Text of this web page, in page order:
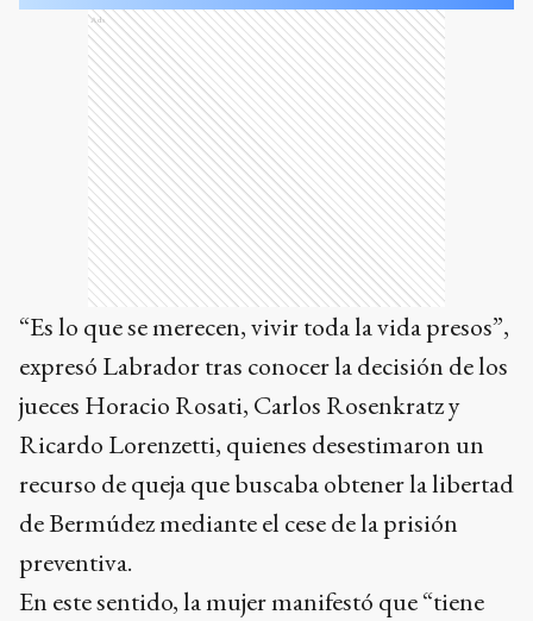
Ads
“Es lo que se merecen, vivir toda la vida presos”,
expresó Labrador tras conocer la decisión de los
jueces Horacio Rosati, Carlos Rosenkratz y
Ricardo Lorenzetti, quienes desestimaron un
recurso de queja que buscaba obtener la libertad
de Bermúdez mediante el cese de la prisión
preventiva.
En este sentido, la mujer manifestó que “tiene